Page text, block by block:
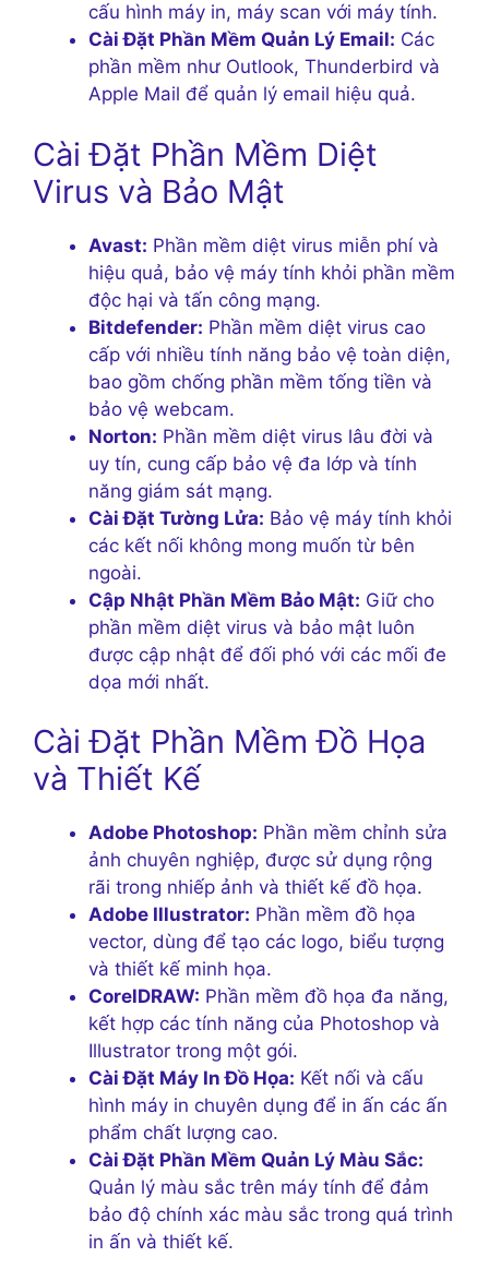
cấu hình máy in, máy scan với máy tính.
Cài Đặt Phần Mềm Quản Lý Email: Các
phần mềm như Outlook, Thunderbird và
Apple Mail để quản lý email hiệu quả.
Cài Đặt Phần Mềm Diệt
Virus và Bảo Mật
Avast: Phần mềm diệt virus miễn phí và
hiệu quả, bảo vệ máy tính khỏi phần mềm
độc hại và tấn công mạng.
Bitdefender: Phần mềm diệt virus cao
cấp với nhiều tính năng bảo vệ toàn diện,
bao gồm chống phần mềm tống tiền và
bảo vệ webcam.
Norton: Phần mềm diệt virus lâu đời và
uy tín, cung cấp bảo vệ đa lớp và tính
năng giám sát mạng.
Cài Đặt Tường Lửa: Bảo vệ máy tính khỏi
các kết nối không mong muốn từ bên
ngoài.
Cập Nhật Phần Mềm Bảo Mật: Giữ cho
phần mềm diệt virus và bảo mật luôn
được cập nhật để đối phó với các mối đe
dọa mới nhất.
Cài Đặt Phần Mềm Đồ Họa
và Thiết Kế
Adobe Photoshop: Phần mềm chỉnh sửa
ảnh chuyên nghiệp, được sử dụng rộng
rãi trong nhiếp ảnh và thiết kế đồ họa.
Adobe Illustrator: Phần mềm đồ họa
vector, dùng để tạo các logo, biểu tượng
và thiết kế minh họa.
CorelDRAW: Phần mềm đồ họa đa năng,
kết hợp các tính năng của Photoshop và
Illustrator trong một gói.
Cài Đặt Máy In Đồ Họa: Kết nối và cấu
hình máy in chuyên dụng để in ấn các ấn
phẩm chất lượng cao.
Cài Đặt Phần Mềm Quản Lý Màu Sắc:
Quản lý màu sắc trên máy tính để đảm
bảo độ chính xác màu sắc trong quá trình
in ấn và thiết kế.